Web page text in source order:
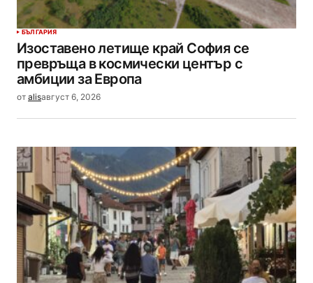
БЪЛГАРИЯ
Изоставено летище край София се
превръща в космически център с
амбиции за Европа
от alisавгуст 6, 2026